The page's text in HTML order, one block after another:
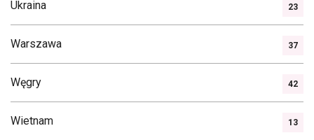
Ukraina 23
Warszawa 37
Węgry 42
Wietnam 13